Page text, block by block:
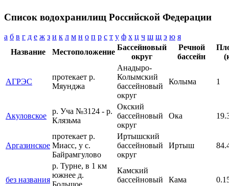
Список водохранилищ Российской Федерации
а б в г д е ж з и к л м н о п р с т у ф х ц ч ш щ э ю я
Название
Местоположение
Бассейновый
округ
Речной
бассейн
АГРЭС
протекает р.
Мяунджа
Анадыро-
Колымский
бассейновый
округ
Колыма 1
Акуловское
р. Уча №3124 - р.
Клязьма
Окский
бассейновый
округ
Ока
Аргазинское
протекает р.
Миасс, у с.
Байрамгулово
Иртышский
бассейновый
округ
Иртыш
без названия
р. Турне, в 1 км
южнее д.
Камский
бассейновый
Кама